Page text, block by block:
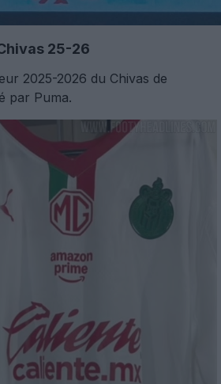
25-26
2025-2026 du Chivas de
par Puma.